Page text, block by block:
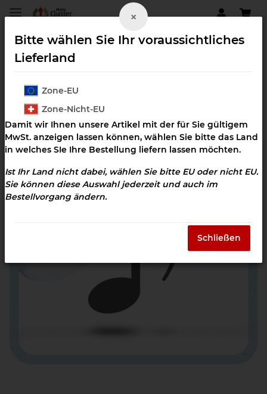
Keime neutralisieren
×
Bitte wählen Sie Ihr voraussichtliches
Lieferland
Zone-EU
Zone-Nicht-EU
Damit wir Ihnen unsere Artikel mit der für Sie gültigem
MwSt. anzeigen lassen können, wählen Sie bitte das Land
in welches SIe Ihre Bestellung liefern lassen möchten.
Ist Ihr Land nicht dabei, wählen Sie bitte EU oder nicht EU.
Sie können diese Auswahl jederzeit und auch im
Bestellvorgang ändern.
Schließen